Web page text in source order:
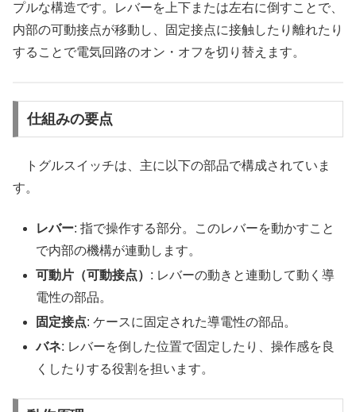
プルな構造です。レバーを上下または左右に倒すことで、
内部の可動接点が移動し、固定接点に接触したり離れたり
することで電気回路のオン・オフを切り替えます。
仕組みの要点
トグルスイッチは、主に以下の部品で構成されていま
す。
レバー: 指で操作する部分。このレバーを動かすこと
で内部の機構が連動します。
可動片（可動接点） : レバーの動きと連動して動く導
電性の部品。
固定接点: ケースに固定された導電性の部品。
バネ: レバーを倒した位置で固定したり、操作感を良
くしたりする役割を担います。